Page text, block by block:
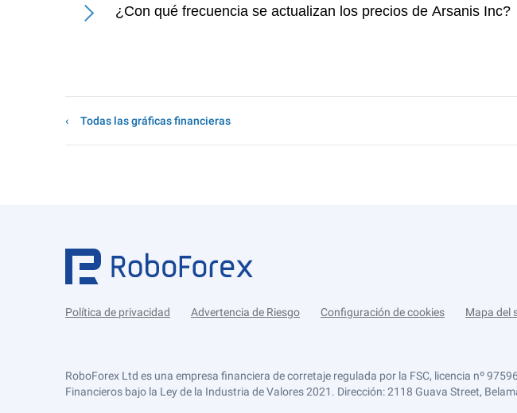
¿Con qué frecuencia se actualizan los precios de Arsanis Inc?
Todas las gráficas financieras
Política de privacidad Advertencia de Riesgo Configuración de cookies Mapa del
RoboForex Ltd es una empresa financiera de corretaje regulada por la FSC, licencia nº
Financieros bajo la Ley de la Industria de Valores 2021. Dirección: 2118 Guava Street,